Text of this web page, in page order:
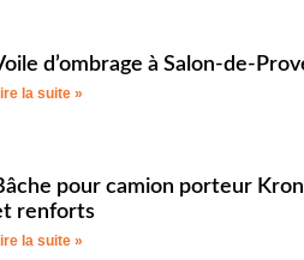
d’ombrage à Salon-de-
la suite »
pour camion porteur
renforts
la suite »